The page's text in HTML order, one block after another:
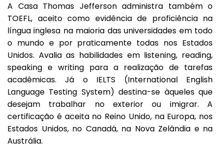
A Casa Thomas Jefferson administra também o
TOEFL, aceito como evidência de proficiência na
língua inglesa na maioria das universidades em todo
o mundo e por praticamente todas nos Estados
Unidos. Avalia as habilidades em listening, reading,
speaking e writing para a realização de tarefas
acadêmicas. Já o IELTS (International English
Language Testing System) destina-se àqueles que
desejam trabalhar no exterior ou imigrar. A
certificação é aceita no Reino Unido, na Europa, nos
Estados Unidos, no Canadá, na Nova Zelândia e na
Austrália.